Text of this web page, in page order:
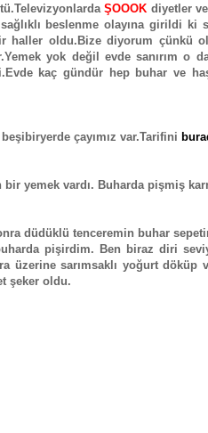
ŞOOOK diyetler
beslenme olayına girildi ki
haller oldu.Bize diyorum çünkü
yok değil evde sanırım o
kaç gündür hep buhar ve
çayımız var.Tarifini
yemek vardı. Buharda pişmiş
düdüklü tenceremin buhar
pişirdim. Ben biraz diri
üzerine sarımsaklı yoğurt döküp
şeker oldu.